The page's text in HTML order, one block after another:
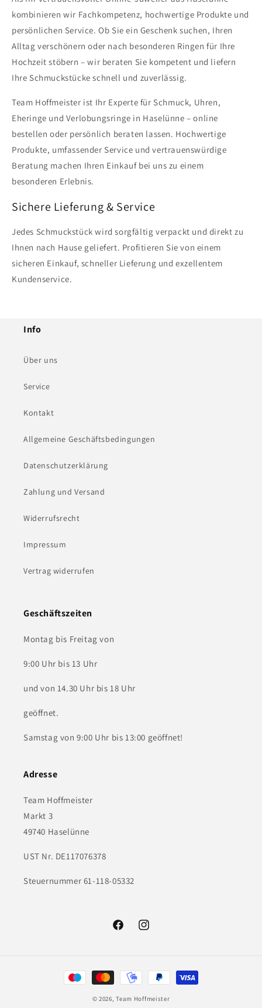
kombinieren wir Fachkompetenz, hochwertige Produkte und
persönlichen Service. Ob Sie ein Geschenk suchen, Ihren
Alltag verschönern oder nach besonderen Ringen für Ihre
Hochzeit stöbern – wir beraten Sie kompetent und liefern
Ihre Schmuckstücke schnell und zuverlässig.
Team Hoffmeister ist Ihr Experte für Schmuck, Uhren,
Eheringe und Verlobungsringe in Haselünne – online
bestellen oder persönlich beraten lassen. Hochwertige
Produkte, umfassender Service und vertrauenswürdige
Beratung machen Ihren Einkauf bei uns zu einem
besonderen Erlebnis.
Sichere Lieferung & Service
Jedes Schmuckstück wird sorgfältig verpackt und direkt zu
Ihnen nach Hause geliefert. Profitieren Sie von einem
sicheren Einkauf, schneller Lieferung und exzellentem
Kundenservice.
Info
Über uns
Service
Kontakt
Allgemeine Geschäftsbedingungen
Datenschutzerklärung
Zahlung und Versand
Widerrufsrecht
Impressum
Vertrag widerrufen
Geschäftszeiten
Montag bis Freitag von
9:00 Uhr bis 13 Uhr
und von 14.30 Uhr bis 18 Uhr
geöffnet.
Samstag von 9:00 Uhr bis 13:00 geöffnet!
Adresse
Team Hoffmeister
Markt 3
49740 Haselünne
UST Nr. DE117076378
Steuernummer 61-118-05332
FacebookInstagram
Zahlungsmethoden
© 2026,Team Hoffmeister